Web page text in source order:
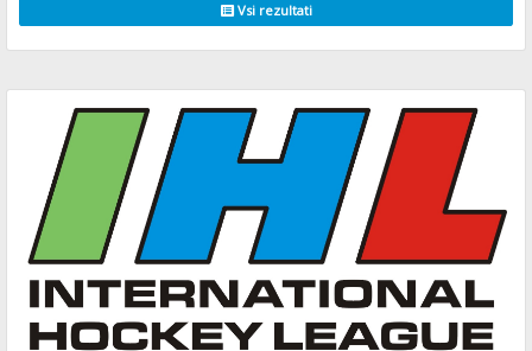
Vsi rezultati